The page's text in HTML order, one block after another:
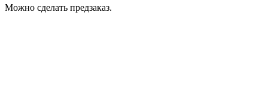
Можно сделать предзаказ.